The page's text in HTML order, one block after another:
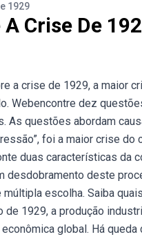
1929
Crise De
a crise de 1929, a maior
Webencontre dez
As questões abordam
foi a maior crise
duas características da
desdobramento deste
escolha. Saiba
de 1929, a produção
global. Há queda